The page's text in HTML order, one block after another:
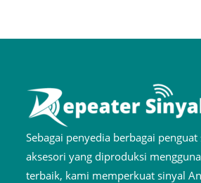
Sebagai penyedia berbagai
aksesori yang diproduksi
terbaik, kami memperkuat sinyal